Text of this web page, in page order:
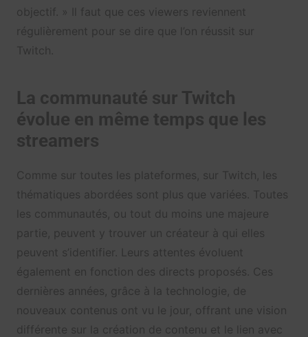
objectif. » Il faut que ces viewers reviennent
régulièrement pour se dire que l’on réussit sur
Twitch.
La communauté sur Twitch
évolue en même temps que les
streamers
Comme sur toutes les plateformes, sur Twitch, les
thématiques abordées sont plus que variées. Toutes
les communautés, ou tout du moins une majeure
partie, peuvent y trouver un créateur à qui elles
peuvent s’identifier. Leurs attentes évoluent
également en fonction des directs proposés. Ces
dernières années, grâce à la technologie, de
nouveaux contenus ont vu le jour, offrant une vision
différente sur la création de contenu et le lien avec